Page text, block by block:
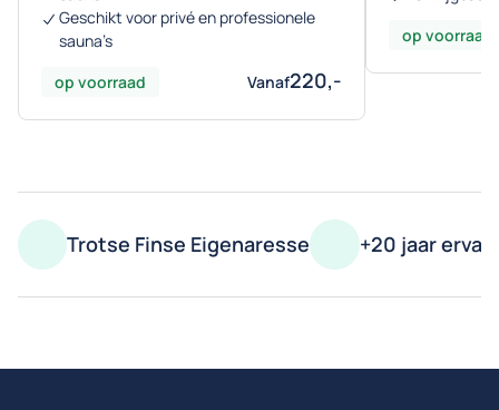
Geschikt voor privé en professionele
sauna’s
op voorraad
Vanaf220,-
op voorraad
Trotse Finse Eigenaresse +20 jaar